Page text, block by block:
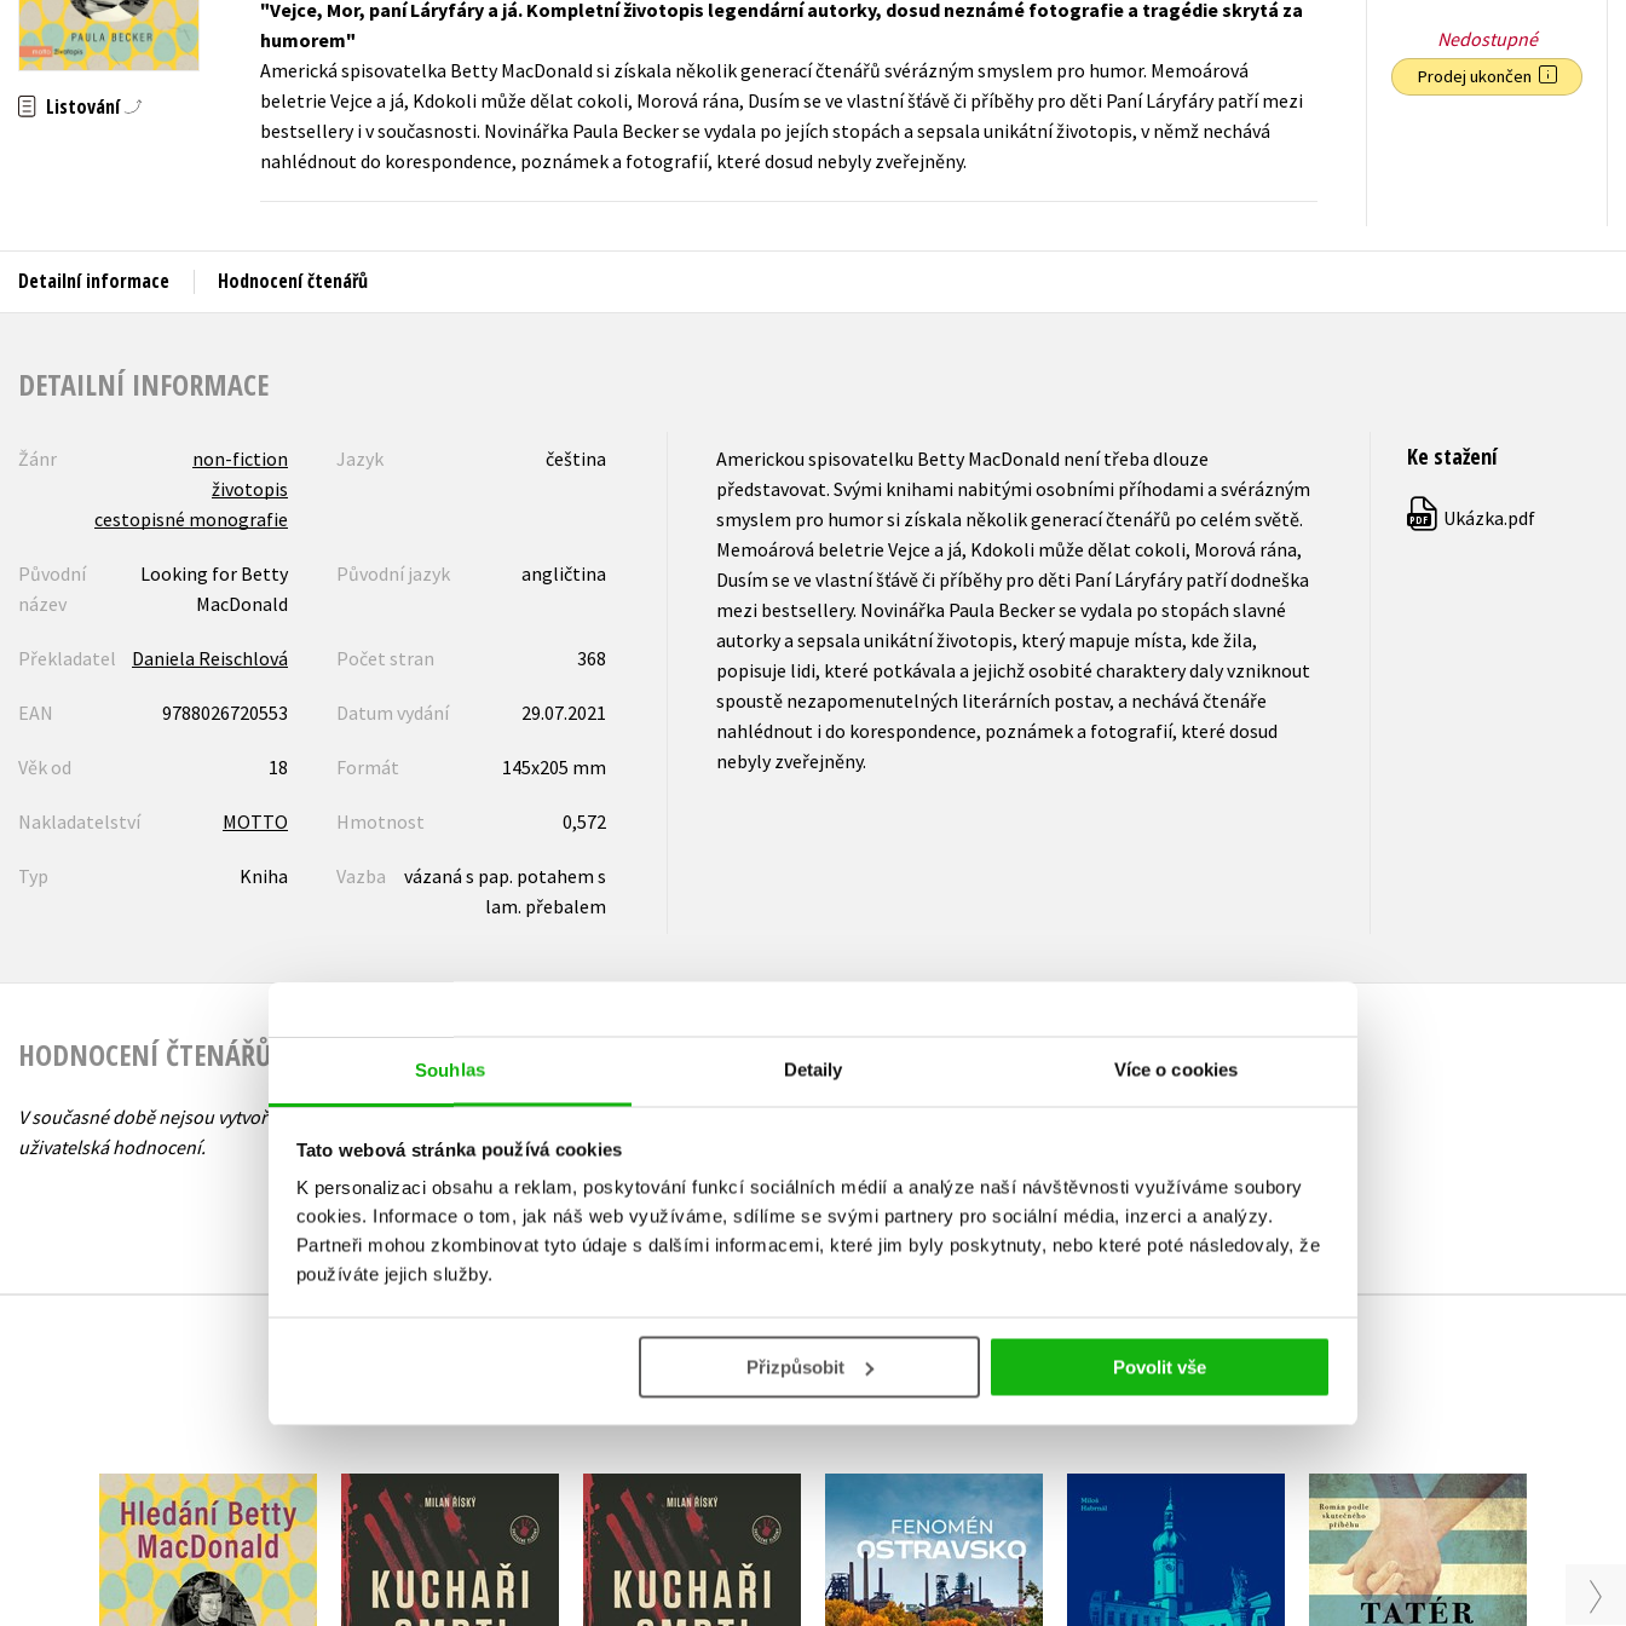
Souhlas Detaily Více o cookies
Tato webová stránka používá cookies
K personalizaci obsahu a reklam, poskytování funkcí sociálních médií a analýze naší návštěvnosti využíváme soubory
cookies. Informace o tom, jak náš web využíváme, sdílíme se svými partnery pro sociální média, inzerci a analýzy.
Partneři mohou zkombinovat tyto údaje s dalšími informacemi, které jim byly poskytnuty, nebo které poté následovaly, že
používáte jejich služby.
Přizpůsobit Povolit vše
Auto - moto
Beletrie pro děti
Beletrie pro dospělé
Jazyky
Kalendáře
Kariéra a osobní rozvoj
Populárně - naučná pro dospělé
Předškoláci
Příroda a zahrada
Zahraniční literatura
Zdraví a životní styl
Všechny tituly
Listování
Vejce, Mor, paní Láryfáry a já. Kompletní životopis legendární autorky, dosud neznámé fotografie a tragédie skrytá za
humorem
Americká spisovatelka Betty MacDonald si získala několik generací čtenářů svérázným smyslem pro humor. Memoárová
beletrie Vejce a já, Kdokoli může dělat cokoli, Morová rána, Dusím se ve vlastní šťávě či příběhy pro děti Paní Láryfáry patří mezi
bestsellery i v současnosti. Novinářka Paula Becker se vydala po jejích stopách a sepsala unikátní životopis, v němž nechává
nahlédnout do korespondence, poznámek a fotografií, které dosud nebyly zveřejněny.
Nedostupné
Prodej ukončen
Detailní informace Hodnocení čtenářů
DETAILNÍ INFORMACE
Žánr
non-fiction
životopis
cestopisné monografie
Jazyk čeština
Původní
název
Looking for Betty
MacDonald
Původní jazyk angličtina
Překladatel Daniela Reischlová Počet stran 368
EAN 9788026720553 Datum vydání 29.07.2021
Věk od 18 Formát 145x205 mm
Nakladatelství MOTTO Hmotnost 0,572
Typ Kniha Vazba
vázaná s pap. potahem s
lam. přebalem
Americkou spisovatelku Betty MacDonald není třeba dlouze
představovat. Svými knihami nabitými osobními příhodami a svérázným
smyslem pro humor si získala několik generací čtenářů po celém světě.
Memoárová beletrie Vejce a já, Kdokoli může dělat cokoli, Morová rána,
Dusím se ve vlastní šťávě či příběhy pro děti Paní Láryfáry patří dodneška
mezi bestsellery. Novinářka Paula Becker se vydala po stopách slavné
autorky a sepsala unikátní životopis, který mapuje místa, kde žila,
popisuje lidi, které potkávala a jejichž osobité charaktery daly vzniknout
spoustě nezapomenutelných literárních postav, a nechává čtenáře
nahlédnout i do korespondence, poznámek a fotografií, které dosud
nebyly zveřejněny.
Ke stažení
PDF Ukázka.pdf
HODNOCENÍ ČTENÁŘŮ
V současné době nejsou vytvořena žádná
uživatelská hodnocení.
Uživatelskou recenzi mohou vkládat pouze registrovaní uživatelé
Přihlásit
MOHLO BY VÁS TAKÉ ZAJÍMAT
Hledání Betty
MacDonald
Paula Becker
Kuchaři smrti
Milan Říský
Kuchaři smrti –
autorská edice s
podpisem
Milan Říský
Fenomén Ostravsko
Jan Lenart
,
Tomáš Majliš
Procházky Frýdkem-
Místkem
Miloš Habrnál
Tatér z Osvětimi
Heather Morrisová